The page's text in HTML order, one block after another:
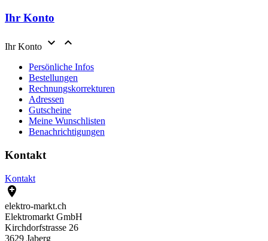
Ihr Konto
Ihr Konto  
Persönliche Infos
Bestellungen
Rechnungskorrekturen
Adressen
Gutscheine
Meine Wunschlisten
Benachrichtigungen
Kontakt
Kontakt

elektro-markt.ch
Elektromarkt GmbH
Kirchdorfstrasse 26
3629 Jaberg